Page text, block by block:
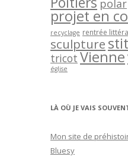
polar
projet en
recyclage rentrée
sculpture
tricot Vienne
église
LÀ OÙ JE VAIS
Mon site de
Bluesy